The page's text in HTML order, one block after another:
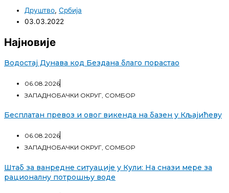
Друштво, Србија
03.03.2022
Најновије
Водостај Дунава код Бездана благо порастао
06.08.2026
ЗАПАДНОБАЧКИ ОКРУГ СОМБОР
Бесплатан превоз и овог викенда на базен у Кљајићеву
06.08.2026
ЗАПАДНОБАЧКИ ОКРУГ, СОМБОР
Штаб за ванредне ситуације у Кули: На снази мере за
рационалну потрошњу воде